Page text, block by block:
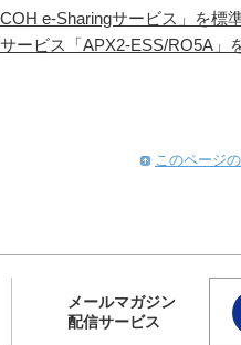
e-Sharingサービス」を標
ービス「APX2-ESS/RO5A」
このページ
メールマガジン
配信サービス